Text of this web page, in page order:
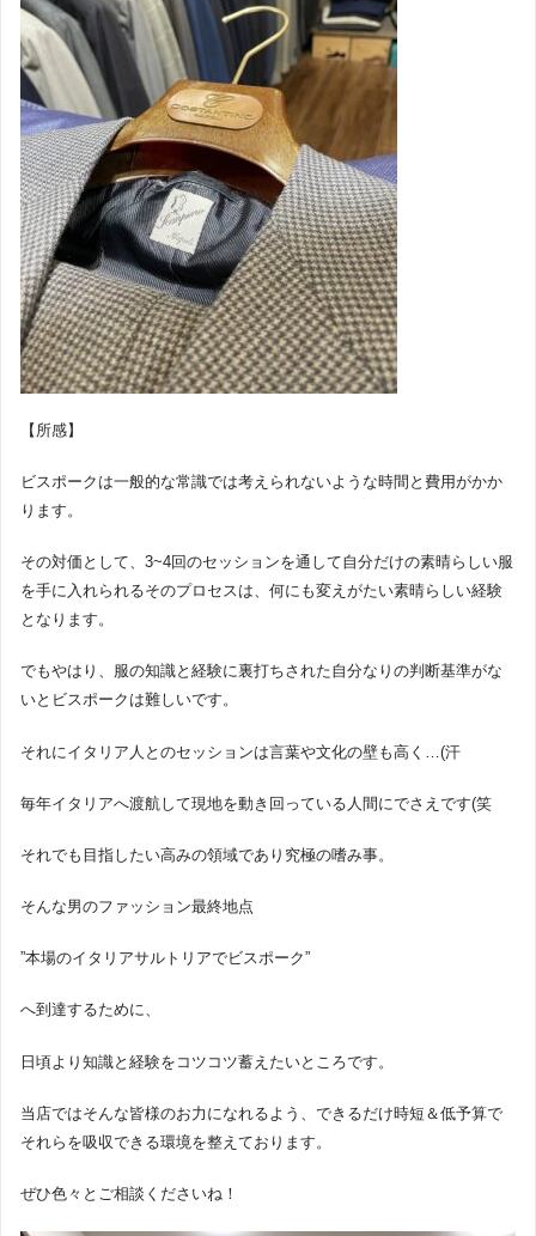
【所感】
ビスポークは一般的な常識では考えられないような時間と費用がかか
ります。
その対価として、3~4回のセッションを通して自分だけの素晴らしい服
を手に入れられるそのプロセスは、何にも変えがたい素晴らしい経験
となります。
でもやはり、服の知識と経験に裏打ちされた自分なりの判断基準がな
いとビスポークは難しいです。
それにイタリア人とのセッションは言葉や文化の壁も高く…(汗
毎年イタリアへ渡航して現地を動き回っている人間にでさえです(笑
それでも目指したい高みの領域であり究極の嗜み事。
そんな男のファッション最終地点
”本場のイタリアサルトリアでビスポーク”
へ到達するために、
日頃より知識と経験をコツコツ蓄えたいところです。
当店ではそんな皆様のお力になれるよう、できるだけ時短＆低予算で
それらを吸収できる環境を整えております。
ぜひ色々とご相談くださいね！